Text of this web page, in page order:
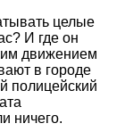
целые
И где он
движением
в городе
полицейский
ничего.